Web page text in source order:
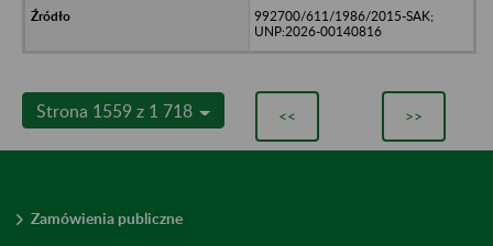
992700/611/1986/2015-SAK;
UNP:2026-00140816
Strona 1559 z 1 718 << >>
Zamówienia publiczne